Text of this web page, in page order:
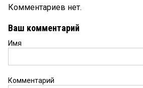
Комментариев нет.
Ваш комментарий
Имя
Комментарий